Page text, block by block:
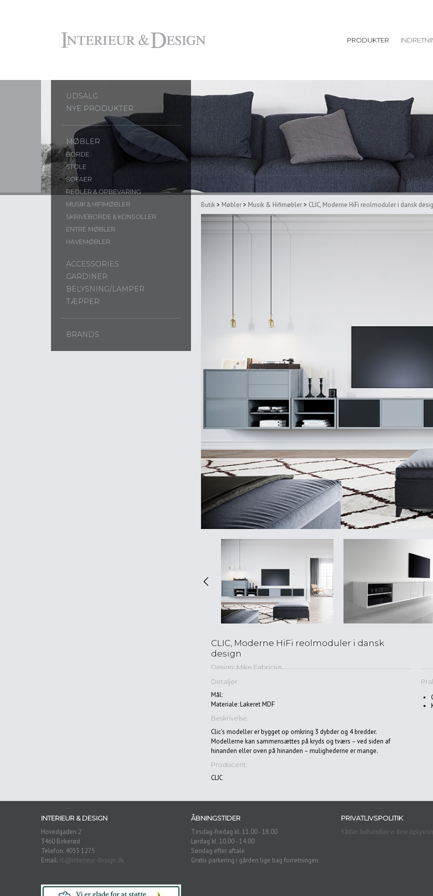
PRODUKTER
UDSALG
NYE PRODUKTER
MØBLER
BORDE
STOLE
SOFAER
REOLER & OPBEVARING
MUSIK & HIFIMØBLER
SKRIVEBORDE & KONSOLLER
ENTRE MØBLER
HAVEMØBLER
ACCESSORIES
GARDINER
BELYSNING/LAMPER
TÆPPER
BRANDS
Butik> Møbler> Musik & Hifimøbler> CLIC, Moderne HiFi reolmoduler i dansk
CLIC, Moderne HiFi reolmoduler i dansk
design
Design: Mike Fabricius
Detaljer:
Mål:
Materiale: Lakeret MDF
Beskrivelse:
Clic’s modeller er bygget op omkring 3 dybder og 4 bredder.
Modellerne kan sammensættes på kryds og tværs – ved siden af
hinanden eller oven på hinanden – mulighederne er mange.
Producent:
CLIC
INTERIEUR & DESIGN
Hovedgaden 2
3460 Birkerød
Telefon: 4055 1275
Email: rb@interieur-design.dk
ÅBNINGSTIDER
Tirsdag-fredag kl. 11.00 - 18.00
Lørdag kl. 10.00 - 14.00
Søndag efter aftale
Gratis parkering i gården lige bag forretningen
PRIVATLIVSPOLITIK
Sådan behandler vi dine